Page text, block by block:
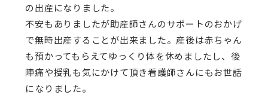
の出産になりました。
不安もありましたが助産師さんのサポートのおかげ
で無時出産することが出来ました。産後は赤ちゃん
も預かってもらえてゆっくり体を休めましたし、後
陣痛や授乳も気にかけて頂き看護師さんにもお世話
になりました。